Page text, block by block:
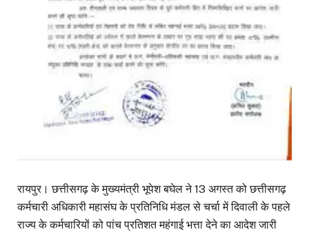
रायपुर। छत्तीसगढ़ के मुख्यमंत्री भूपेश बघेल ने 13 अगस्त को छत्तीसगढ़
कर्मचारी अधिकारी महासंघ के प्रतिनिधि मंडल से चर्चा में दिवाली के पहले
राज्य के कर्मचारियों को पांच प्रतिशत महंगाई भत्ता देने का आदेश जारी